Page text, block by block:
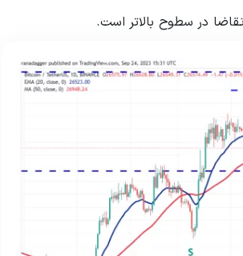
در سطوح بالاتر است.